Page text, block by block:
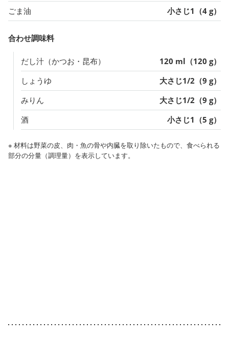
ごま油
小さじ1（4 g）
合わせ調味料
だし汁（かつお・昆布）
120 ml（120 g）
しょうゆ
大さじ1/2（9 g）
みりん
大さじ1/2（9 g）
酒
小さじ1（5 g）
※ 材料は野菜の皮、肉・魚の骨や内臓を取り除いたもので、食べられる
部分の分量（調理量）を表示しています。